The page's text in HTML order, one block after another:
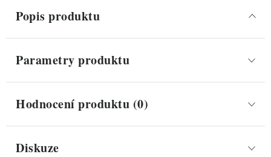
Popis produktu
Parametry produktu
Hodnocení produktu (0)
Diskuze